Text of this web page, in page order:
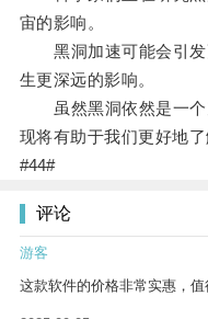
宙的影响。
黑洞加速可能会引发
生更深远的影响。
虽然黑洞依然是一个
现将有助于我们更好地了
#44#
评论
游客
这款软件的价格非常实惠，值